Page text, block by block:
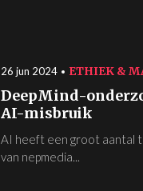
26 jun 2024 ETHIEK &
DeepMind-
AI-misbruik
AI heeft een groot aantal
van nepmedia...